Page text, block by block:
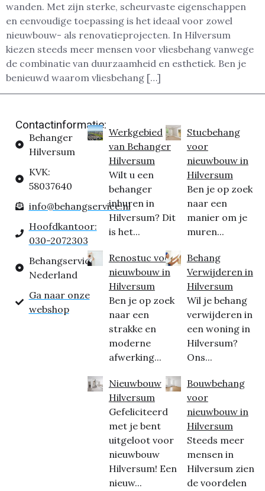
wanden. Met zijn sterke, scheurvaste eigenschappen
en eenvoudige toepassing is het ideaal voor zowel
nieuwbouw- als renovatieprojecten. In Hilversum
kiezen steeds meer mensen voor vliesbehang vanwege
de combinatie van duurzaamheid en esthetiek. Ben je
benieuwd waarom vliesbehang […]
Contactinformatie:
Behanger
Hilversum
KVK:
58037640
info@behangservice.nl
Hoofdkantoor:
030-2072303
Behangservice
Nederland
Ga naar onze
webshop
Werkgebied
van Behanger
Hilversum
Wilt u een
behanger
inhuren in
Hilversum? Dit
is het...
Renostuc voor
nieuwbouw in
Hilversum
Ben je op zoek
naar een
strakke en
moderne
afwerking...
Nieuwbouw
Hilversum
Gefeliciteerd
met je bent
uitgeloot voor
nieuwbouw
Hilversum! Een
nieuw...
Stucbehang
voor
nieuwbouw in
Hilversum
Ben je op zoek
naar een
manier om je
muren...
Behang
Verwijderen in
Hilversum
Wil je behang
verwijderen in
een woning in
Hilversum?
Ons...
Bouwbehang
voor
nieuwbouw in
Hilversum
Steeds meer
mensen in
Hilversum zien
de voordelen